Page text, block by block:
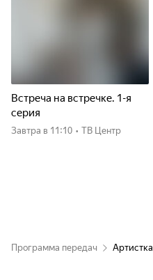
Встреча на встречке. 1-я
серия
Завтра в 11:10 • ТВ Центр
Программа передач Артистка